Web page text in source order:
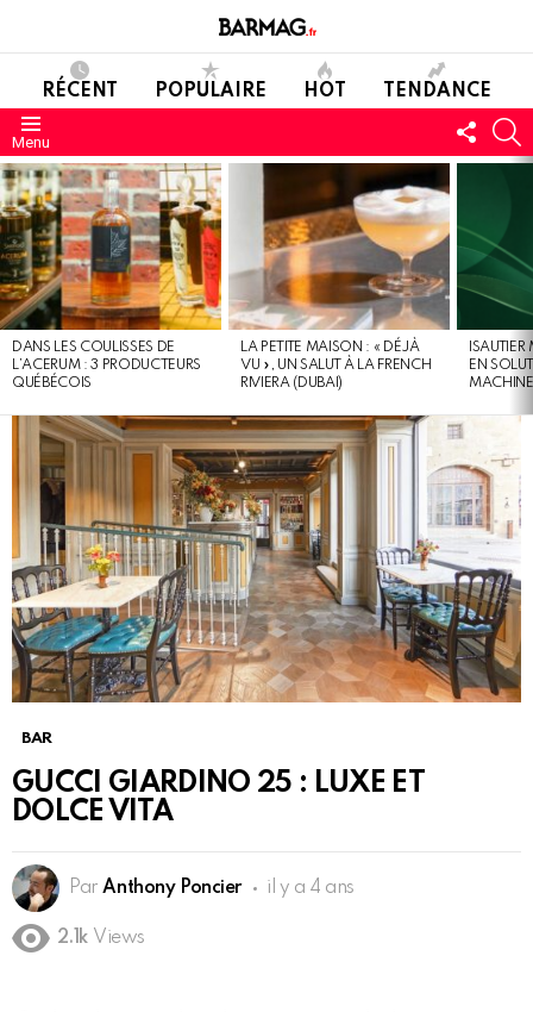
RÉCENT POPULAIRE HOT TENDANCE
Menu
NOUS
DERNIERS
MESSAGES
DANS LES COULISSES DE
L’ACERUM : 3 PRODUCTEURS
QUÉBÉCOIS
LA PETITE MAISON : « DÉJÀ
VU », UN SALUT À LA FRENCH
RIVIERA (DUBAI)
EN
MACHINE
BAR
GUCCI GIARDINO 25 : LUXE ET
DOLCE VITA
Par Anthony Poncier il y a 4 ans
2.1k Views